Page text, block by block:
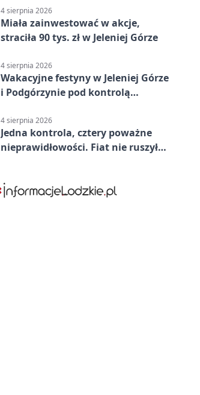
4 sierpnia 2026
Miała zainwestować w akcje,
straciła 90 tys. zł w Jeleniej Górze
4 sierpnia 2026
Wakacyjne festyny w Jeleniej Górze
i Podgórzynie pod kontrolą
4 sierpnia 2026
Jedna kontrola, cztery poważne
nieprawidłowości. Fiat nie ruszył